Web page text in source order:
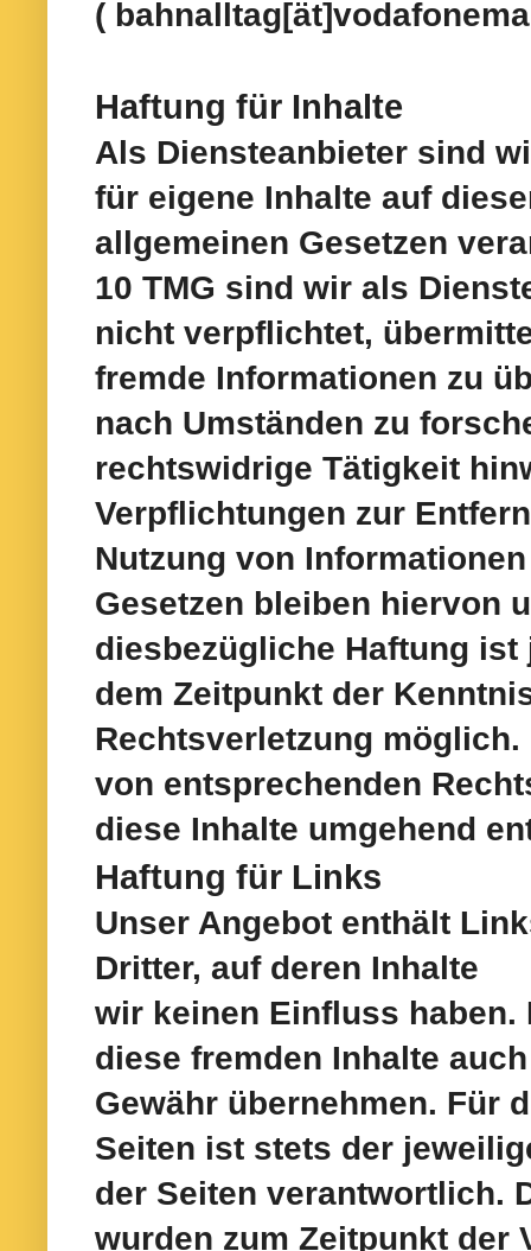
(
Haftung für Inhalte
Als Diensteanbieter sind
für eigene Inhalte auf
allgemeinen Gesetzen
10 TMG sind wir als
nicht verpflichtet,
fremde Informationen zu
nach Umständen zu
rechtswidrige Tätigkeit
Verpflichtungen zur
Nutzung von
Gesetzen bleiben hiervon
diesbezügliche Haftung ist
dem Zeitpunkt der
Rechtsverletzung
von entsprechenden
diese Inhalte umgehend
Haftung für Links
Unser Angebot enthält
Dritter, auf deren Inhalte
wir keinen Einfluss
diese fremden Inhalte
Gewähr übernehmen. Für
Seiten ist stets der
der Seiten verantwortlich.
wurden zum Zeitpunkt der